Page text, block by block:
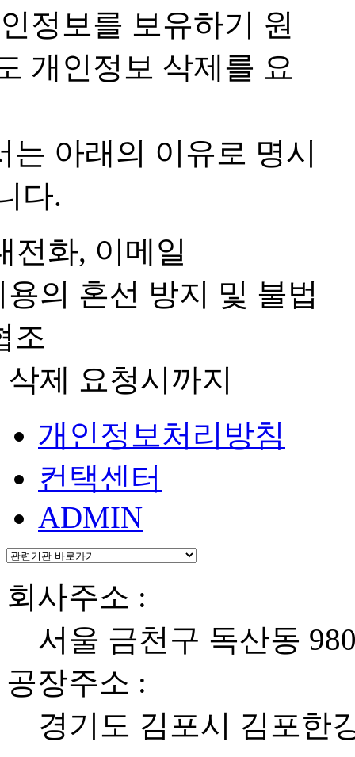
정보를 보유하기 원
개인정보 삭제를 요
아래의 이유로 명시
다.
전화, 이메일
의 혼선 방지 및 불법
조
제 요청시까지
개인정보처리방침
컨택센터
ADMIN
회사주소 :
서울 금천구 독산동
공장주소 :
경기도 김포시 김포한